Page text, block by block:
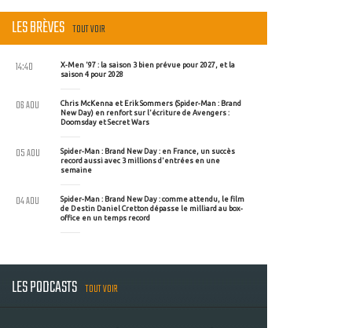
LES BRÈVES TOUT VOIR
X-Men '97 : la saison 3 bien prévue pour 2027, et la
saison 4 pour 2028
14:40
Chris McKenna et Erik Sommers (Spider-Man : Brand
New Day) en renfort sur l'écriture de Avengers :
Doomsday et Secret Wars
06 AOU
Spider-Man : Brand New Day : en France, un succès
record aussi avec 3 millions d'entrées en une
semaine
05 AOU
Spider-Man : Brand New Day : comme attendu, le film
de Destin Daniel Cretton dépasse le milliard au box-
office en un temps record
04 AOU
LES PODCASTS TOUT VOIR